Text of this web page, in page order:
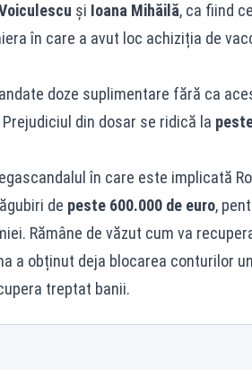
și Ioana Mihăilă, ca fiind
în care a avut loc achiziția de
doze suplimentare fără ca
din dosar se ridică la
în care este implicată
de peste 600.000 de euro,
Rămâne de văzut cum va
a obținut deja blocarea conturilor
treptat banii.